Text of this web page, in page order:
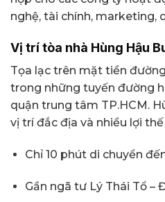
nghệ, tài chính, marketing,
Vị trí tòa nhà Hùng Hậu
Tọa lạc trên mặt tiền
trong những tuyến đường
quận trung tâm TP.HCM.
vị trí đắc địa và nhiều lợi
Chỉ 10 phút di chuyển
Gần ngã tư Lý Thái Tổ –